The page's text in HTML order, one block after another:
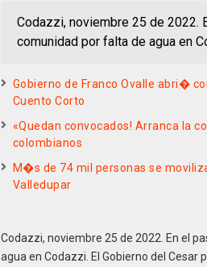
Codazzi, noviembre 25 de 2022.
comunidad por falta de agua en
Gobierno de Franco Ovalle abri�
Cuento Corto
«Quedan convocados! Arranca la
colombianos
M�s de 74 mil personas se
Valledupar
Codazzi, noviembre 25 de 2022. En el
agua en Codazzi. El Gobierno del